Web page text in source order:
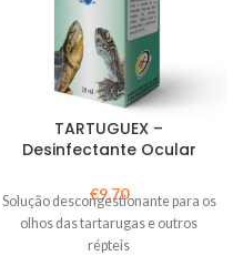
TARTUGUEX –
Desinfectante Ocular
€9,70
Solução descongestionante para os
olhos das tartarugas e outros
répteis